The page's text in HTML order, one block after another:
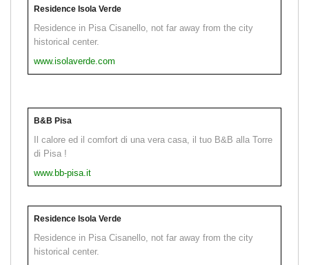
Residence Isola Verde
Residence in Pisa Cisanello, not far away from the city
historical center.
www.isolaverde.com
B&B Pisa
Il calore ed il comfort di una vera casa, il tuo B&B alla Torre
di Pisa !
www.bb-pisa.it
Residence Isola Verde
Residence in Pisa Cisanello, not far away from the city
historical center.